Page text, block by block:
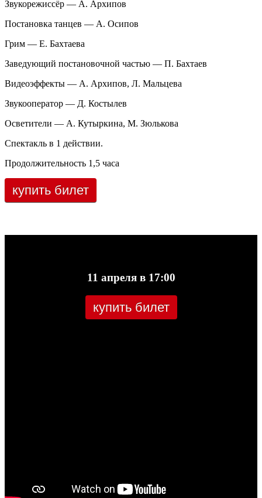
Звукорежиссёр — А. Архипов
Постановка танцев — А. Осипов
Грим — Е. Бахтаева
Заведующий постановочной частью — П. Бахтаев
Видеоэффекты — А. Архипов, Л. Мальцева
Звукооператор — Д. Костылев
Осветители — А. Кутыркина, М. Зюлькова
Спектакль в 1 действии.
Продолжительность 1,5 часа
купить билет
11 апреля в 17:00
купить билет